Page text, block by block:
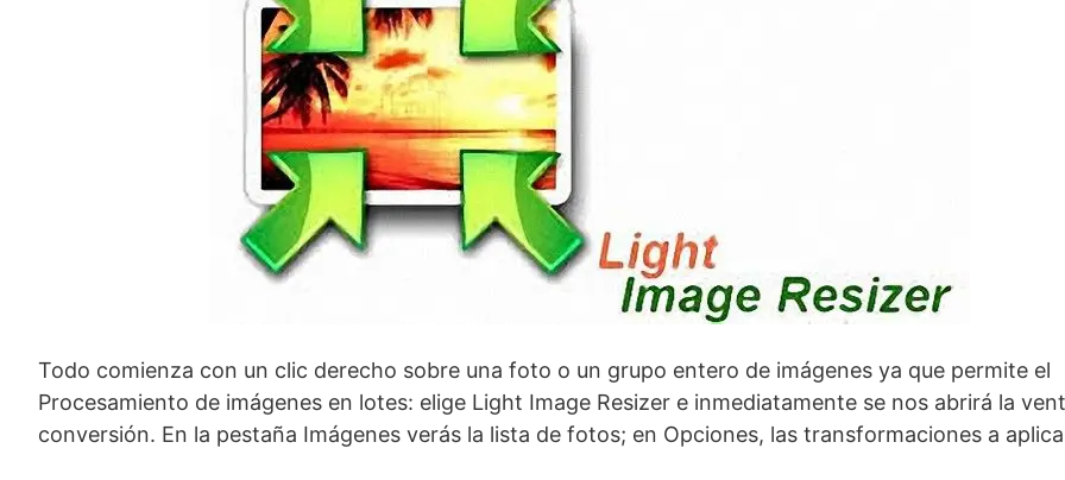
Todo comienza con un clic derecho sobre una foto o un grupo entero de imágenes ya que permite el
Procesamiento de imágenes en lotes: elige Light Image Resizer e inmediatamente se nos abrirá la
conversión. En la pestaña Imágenes verás la lista de fotos; en Opciones, las transformaciones a